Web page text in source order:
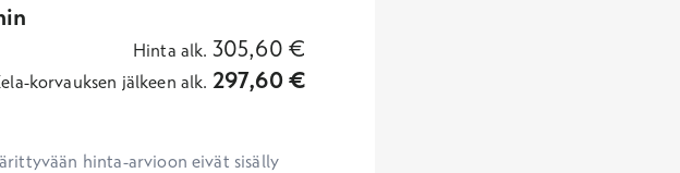
Hinta alk. 305,60 €
korvauksen jälkeen alk. 297,60€
hinta-arvioon eivät sisälly